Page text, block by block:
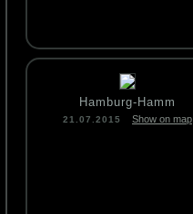
Hamburg-Hamm
21.07.2015 Show on map